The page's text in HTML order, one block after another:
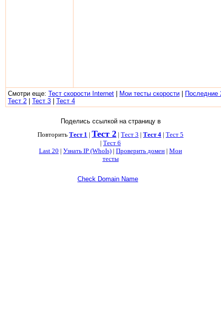
Смотри еще: Тест скорости Internet Мои тесты скорости
Последние
Тест 2
Тест 3 Тест 4
Поделись ссылкой на страницу в
Повторить Тест 1 | Тест 2 | Тест 3 | Тест 4 | Тест 5
| Тест 6
Last 20 | Узнать IP (WhoIs) | Проверить домен | Мои
тесты
Check Domain Name